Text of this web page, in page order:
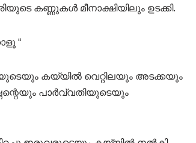
കണ്ണുകൾ മീനാക്ഷിയിലും ഉടക്കി.
“
കയ്യിൽ വെറ്റിലയും അടക്കയും
പാർവ്വതിയുടെയും